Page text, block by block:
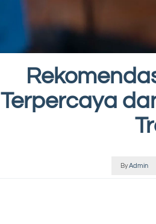
Terpercaya
ByAdmin